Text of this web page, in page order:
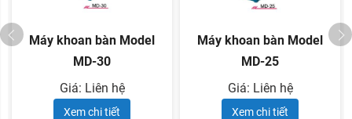
Máy khoan bàn Model
MD-30
Giá: Liên hệ
Xem chi tiết
Máy khoan bàn Model
MD-25
Giá: Liên hệ
Xem chi tiết